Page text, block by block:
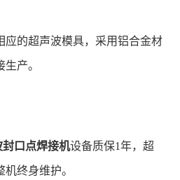
应的超声波模具，采用铝合金材
产。
口点焊接机设备质保1年，超
终身维护。